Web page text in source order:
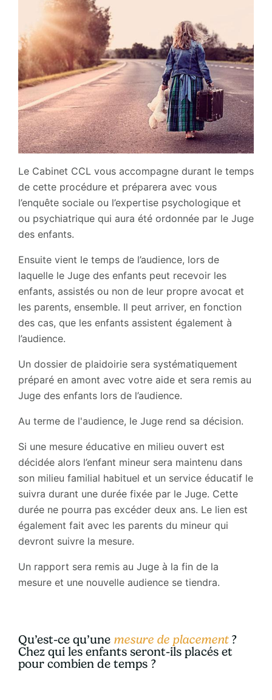
Le Cabinet CCL vous accompagne durant le temps
de cette procédure et préparera avec vous
l’enquête sociale ou l’expertise psychologique et
ou psychiatrique qui aura été ordonnée par le Juge
des enfants.
Ensuite vient le temps de l’audience, lors de
laquelle le Juge des enfants peut recevoir les
enfants, assistés ou non de leur propre avocat et
les parents, ensemble. Il peut arriver, en fonction
des cas, que les enfants assistent également à
l’audience.
Un dossier de plaidoirie sera systématiquement
préparé en amont avec votre aide et sera remis au
Juge des enfants lors de l’audience.
Au terme de l'audience, le Juge rend sa décision.
Si une mesure éducative en milieu ouvert est
décidée alors l’enfant mineur sera maintenu dans
son milieu familial habituel et un service éducatif le
suivra durant une durée fixée par le Juge. Cette
durée ne pourra pas excéder deux ans. Le lien est
également fait avec les parents du mineur qui
devront suivre la mesure.
Un rapport sera remis au Juge à la fin de la
mesure et une nouvelle audience se tiendra.
Qu’est-ce qu’une mesure de placement ?
Chez qui les enfants seront-ils placés et
pour combien de temps ?